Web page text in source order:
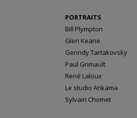
PORTRAITS
Bill Plympton
Glen Keane
GenndyTartakovsky
Paul Grimault
René Laloux
Le studio Ankama
Sylvain Chomet